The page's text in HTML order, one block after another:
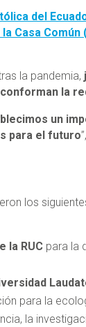
del
Casa Común
la pandemia,
la
un
para el futuro
los
la RUC para la
para la
la